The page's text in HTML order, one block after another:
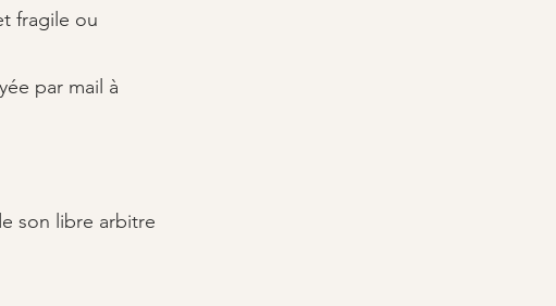
fragile ou
par mail à
son libre arbitre